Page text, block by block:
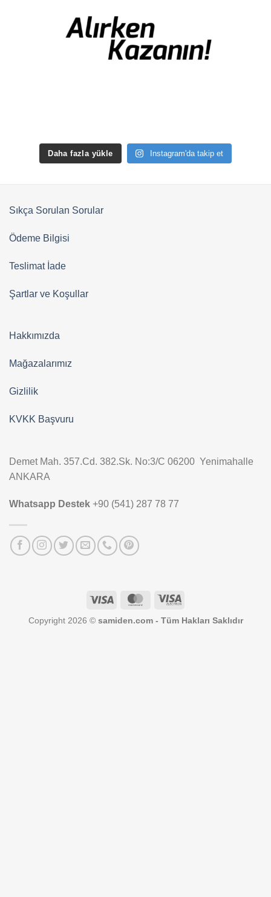
Daha fazla yükle Instagram'da takip et
Sıkça Sorulan Sorular
Ödeme Bilgisi
Teslimat İade
Şartlar ve Koşullar
Hakkımızda
Mağazalarımız
Gizlilik
KVKK Başvuru
Demet Mah. 357.Cd. 382.Sk. No:3/C 06200 Yenimahalle
ANKARA
Whatsapp Destek +90 (541) 287 78 77
Visa MasterCardVisa
Copyright 2026 © samiden.com - Tüm Hakları Saklıdır